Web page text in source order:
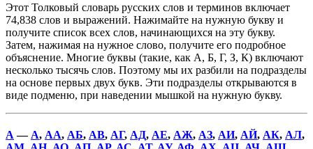
Этот Толковый словарь русских слов и терминов включает
74,838 слов и выражений. Нажимайте на нужную букву и
получите список всех слов, начинающихся на эту букву.
Затем, нажимая на нужное слово, получите его подробное
объяснение. Многие буквы (такие, как А, Б, Г, З, К) включают
несколько тысячь слов. Поэтому мы их разбили на подразделы
на основе первых двух букв. Эти подразделы открываются в
виде подменю, при наведении мышкой на нужную букву.
А — А, АА, АБ, АВ, АГ, АД, АЕ, АЖ, АЗ, АИ, АЙ, АК, АЛ,